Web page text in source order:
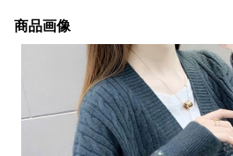
商品画像